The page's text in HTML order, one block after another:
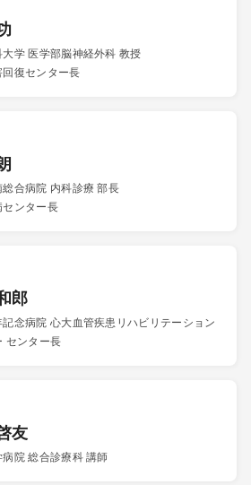
大学 医学部脳神経外科 教授
回復センター長
総合病院 内科診療 部長
センター長
郎
念病院 心大血管疾患リハビリテーション
センター長
友
院 総合診療科 講師